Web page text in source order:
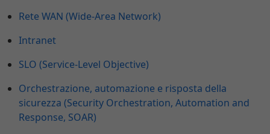
Rete WAN (Wide-Area Network)
Intranet
SLO (Service-Level Objective)
Orchestrazione, automazione e risposta della
sicurezza (Security Orchestration, Automation and
Response, SOAR)